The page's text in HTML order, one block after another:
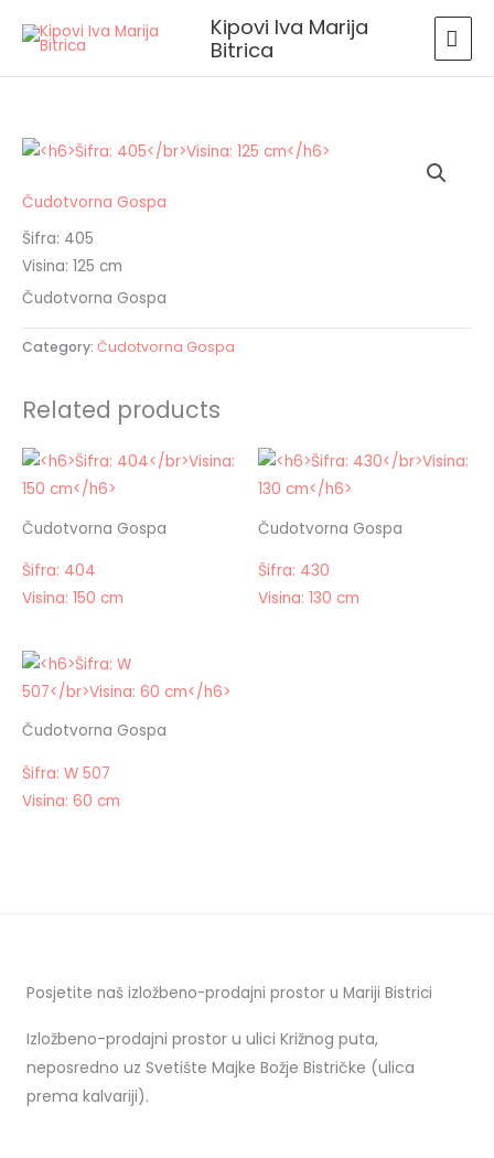
Kipovi Iva Marija
Bitrica
Čudotvorna Gospa
Šifra: 405
Visina: 125 cm
Čudotvorna Gospa
Category: Čudotvorna Gospa
Related products
Čudotvorna Gospa
Šifra: 404
Visina: 150 cm
Čudotvorna Gospa
Šifra: 430
Visina: 130 cm
Čudotvorna Gospa
Šifra: W 507
Visina: 60 cm
Posjetite naš izložbeno-prodajni prostor u Mariji Bistrici
Izložbeno-prodajni prostor u ulici Križnog puta,
neposredno uz Svetište Majke Božje Bistričke (ulica
prema kalvariji).